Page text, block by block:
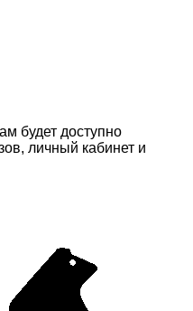
будет доступно
личный кабинет и